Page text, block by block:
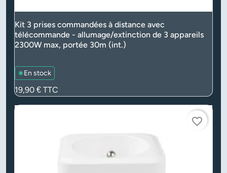
Kit 3 prises commandées à distance avec
télécommande - allumage/extinction de 3 appareils
2300W max, portée 30m (int.)
En stock
Prix
19,90 € TTC
favorite_border